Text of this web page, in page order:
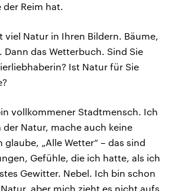
Reim hat.
viel Natur in Ihren Bildern. Bäume,
Dann das Wetterbuch. Sind Sie
Ist Natur für Sie
vollkommener Stadtmensch. Ich
Natur, mache auch keine
glaube, „Alle Wetter“ – das sind
Gefühle, die ich hatte, als ich
Gewitter. Nebel. Ich bin schon
aber mich zieht es nicht aufs